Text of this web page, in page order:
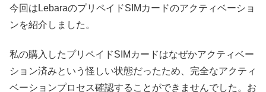
今回はLebaraのプリペイドSIMカードのアクティベーショ
ンを紹介しました。
私の購入したプリペイドSIMカードはなぜかアクティベー
ション済みという怪しい状態だったため、完全なアクティ
ベーションプロセス確認することができませんでした。お